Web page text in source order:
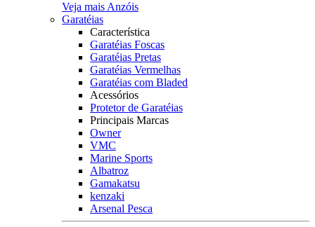
Veja mais Anzóis
Garatéias
Característica
Garatéias Foscas
Garatéias Pretas
Garatéias Vermelhas
Garatéias com Bladed
Acessórios
Protetor de Garatéias
Principais Marcas
Owner
VMC
Marine Sports
Albatroz
Gamakatsu
kenzaki
Arsenal Pesca